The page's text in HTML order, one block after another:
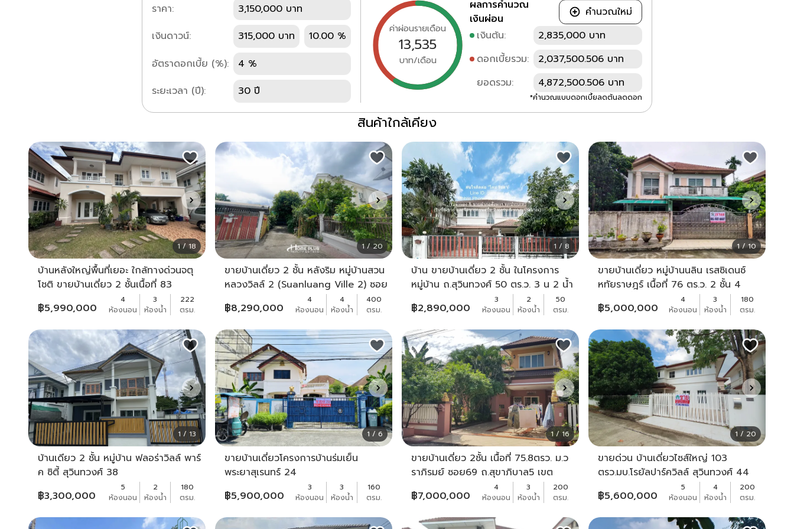
ราคา:
3,150,000 บาท
เงินดาวน์:
315,000 บาท
10.00 %
อัตราดอกเบี้ย (%):
4 %
ระยะเวลา (ปี):
30 ปี
ค่าผ่อนรายเดือน
13,535
บาท/เดือน
ผลการคำนวณ
เงินผ่อน
คำนวณใหม่
เงินต้น:
2,835,000 บาท
ดอกเบี้ยรวม:
2,037,500.506 บาท
ยอดรวม:
4,872,500.506 บาท
*คำนวณแบบดอกเบี้ยลดต้นลดดอก
สินค้าใกล้เคียง
1 / 18
บ้านหลังใหญ่พื้นที่เยอะ ใกล้ทางด่วนจตุ
โชติ ขายบ้านเดี่ยว 2 ชั้นเนื้อที่ 83
ตรว.หมู่บ้านเดอะสวีทการ์เด้นวิลล์2
4ห้องนอน 4ห้องน้ำ เขตคลองสามวา
กรุงเทพ
฿5,990,000
4
ห้องนอน
3
ห้องน้ำ
222
ตรม.
1 / 20
ขายบ้านเดี่ยว 2 ชั้น หลังริม หมู่บ้านสวน
หลวงวิลล์ 2 (Suanluang Ville 2) ซอย
เฉลิมพระเกียรติ ร.9 ซอย 28 ประเวศ
กรุงเทพฯ
฿8,290,000
4
ห้องนอน
4
ห้องน้ำ
400
ตรม.
1 / 8
บ้าน ขายบ้านเดี่ยว 2 ชั้น ในโครงการ
หมู่บ้าน ถ.สุวินทวงศ์ 50 ตร.ว. 3 น 2 น้ำ
2 จอดรถ ราคา 2.89 ล้านบาท ราคาดี
เยี่ยม เป็น
฿2,890,000
3
ห้องนอน
2
ห้องน้ำ
50
ตรม.
1 / 10
ขายบ้านเดี่ยว หมู่บ้านนลิน เรสซิเดนซ์
หทัยราษฎร์ เนื้อที่ 76 ตร.ว. 2 ชั้น 4
฿5,000,000
4
ห้องนอน
3
ห้องน้ำ
180
ตรม.
1 / 13
บ้านเดียว 2 ชั้น หมู่บ้าน ฟลอร่าวิลล์ พาร์
ค ซิตี้ สุวินทวงศ์ 38
฿3,300,000
5
ห้องนอน
2
ห้องน้ำ
180
ตรม.
1 / 6
ขายบ้านเดี่ยวโครงการบ้านร่มเย็น
พระยาสุเรนทร์ 24
฿5,900,000
3
ห้องนอน
3
ห้องน้ำ
160
ตรม.
1 / 16
ขายบ้านเดี่ยว 2ชั้น เนื้อที่ 75.8ตรว. ม.ว
ราภิรมย์ ซอย69 ถ.สุขาภิบาล5 เขต
สายไหม กรุงเทพ บ้านเดี่ยวหลังใหญ
฿7,000,000
4
ห้องนอน
3
ห้องน้ำ
200
ตรม.
1 / 20
ขายด่วน บ้านเดี่ยวไซส์ใหญ่ 103
ตรว.มบ.โรยัลปาร์ควิลล์ สุวินทวงศ์ 44
พร้อมอยู่ ติดถนนใหญ่
฿5,600,000
5
ห้องนอน
4
ห้องน้ำ
200
ตรม.